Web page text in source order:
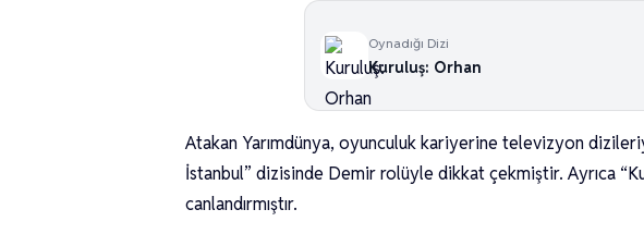
Oynadığı Dizi
Kuruluş: Orhan
Atakan Yarımdünya, oyunculuk kariyerine televizyon
İstanbul” dizisinde Demir rolüyle dikkat çekmiştir. Ayrıca
canlandırmıştır.